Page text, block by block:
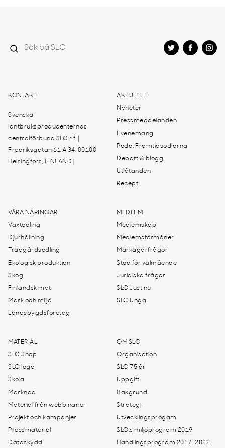
KONTAKT
Svenska
lantbruksproducenternas
centralförbund SLC r.f. |
Fredriksgatan 61 A 34, 00100
Helsingfors, FINLAND |
AKTUELLT
Nyheter
Pressmeddelanden
Evenemang
Podd: Framtidsodlarna
Debatt & blogg
Utlåtanden
Recept
VÅRA NÄRINGAR
Växtodling
Djurhållning
Trädgårdsodling
Ekologisk produktion
Skog
Finländsk mat
Mark och miljö
Landsbygdsföretag
MEDLEM
Medlemskap
Medlemsförmåner
Markägarfrågor
Stöd för välmående
Juridiska frågor
SLC Just nu
SLC Unga
MATERIAL
SLC Shop
SLC logo
Skola
Marknad
Material från webbinarier
Projekt och kampanjer
Pressmaterial
Dataskydd
OM SLC
Organisation
SLC 75 år
Uppgift
Bakgrund
Strategi
Utvecklingsprogam
SLC:s miljöprogram 2019
Handlingsprogram 2017-2022